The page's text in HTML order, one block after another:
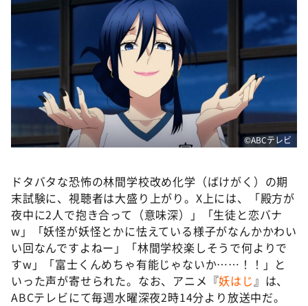
©️ABCテレビ
ドタバタな恐怖の林間学校改め化学（ばけがく）の期
末試験に、視聴者は大盛り上がり。X上には、「殿方が
夜中に2人で抱き合って（意味深）」「生徒と恋バナ
w」「妖怪が妖怪とかに怯えている様子がなんかかわい
い回なんですよねー」「林間学校楽しそうで何よりで
すw」「富士くんめちゃ有能じゃないか……！！」と
いった声が寄せられた。なお、アニメ『妖はじ』は、
ABCテレビにて毎週水曜深夜2時14分より放送中だ。